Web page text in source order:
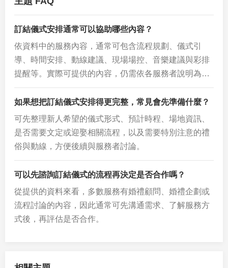
訂結儀式安排通常可以協助哪些內容？
依資料中的服務內容，通常可包含流程規劃、儀式引
導、時間安排、動線建議、現場場控、音樂建議與彩排
提醒等。實際可提供的內容，仍需依各服務者說明為…
如果想把訂結儀式安排得更完整，常見會先準備什麼？
可先整理新人希望的儀式形式、預計時程、場地資訊、
是否需要文定或迎娶相關流程，以及需要特別注意的禮
俗與動線，方便後續與服務者討論。
可以先諮詢訂結儀式的流程再決定是否合作嗎？
從提供的資料來看，多數服務有婚禮顧問、婚禮企劃或
流程討論的內容，因此通常可先溝通需求、了解服務方
式後，再評估是否合作。